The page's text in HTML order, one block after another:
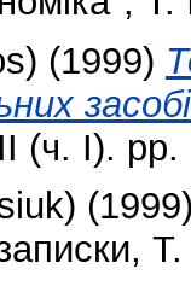
(1999)
(ч. І).